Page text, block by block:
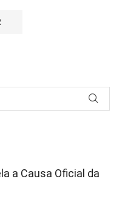
a Causa Oficial da